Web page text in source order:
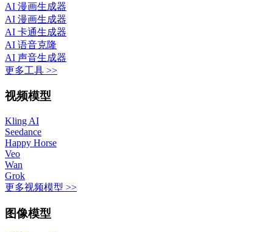
AI 漫画生成器
AI 漫画生成器
AI 卡通生成器
AI 语音克隆
AI 声音生成器
更多工具 >>
视频模型
Kling AI
Seedance
Happy Horse
Veo
Wan
Grok
更多视频模型 >>
图像模型